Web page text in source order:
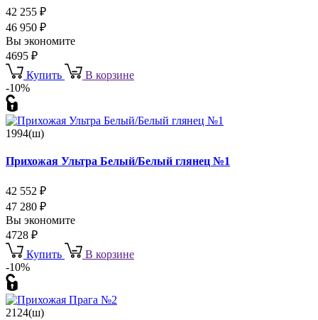
42 255 ₽
46 950 ₽
Вы экономите
4695 ₽
Купить
В корзине
-10%
1994(ш)
Прихожая Ультра Белый/Белый глянец №1
42 552 ₽
47 280 ₽
Вы экономите
4728 ₽
Купить
В корзине
-10%
2124(ш)